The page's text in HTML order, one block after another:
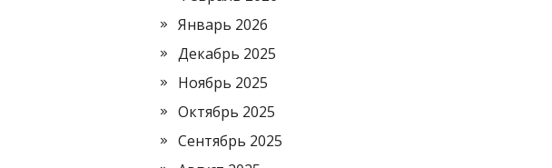
Январь 2026
Декабрь 2025
Ноябрь 2025
Октябрь 2025
Сентябрь 2025